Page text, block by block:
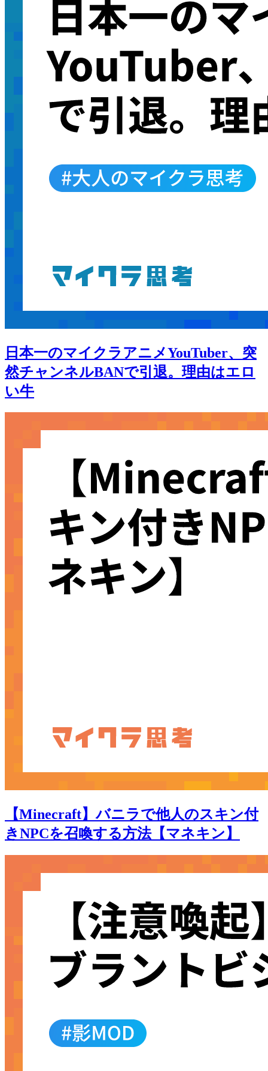
日本一のマイクラアニメYouTuber、突
然チャンネルBANで引退。理由はエロ
い牛
【Minecraft】バニラで他人のスキン付
きNPCを召喚する方法【マネキン】